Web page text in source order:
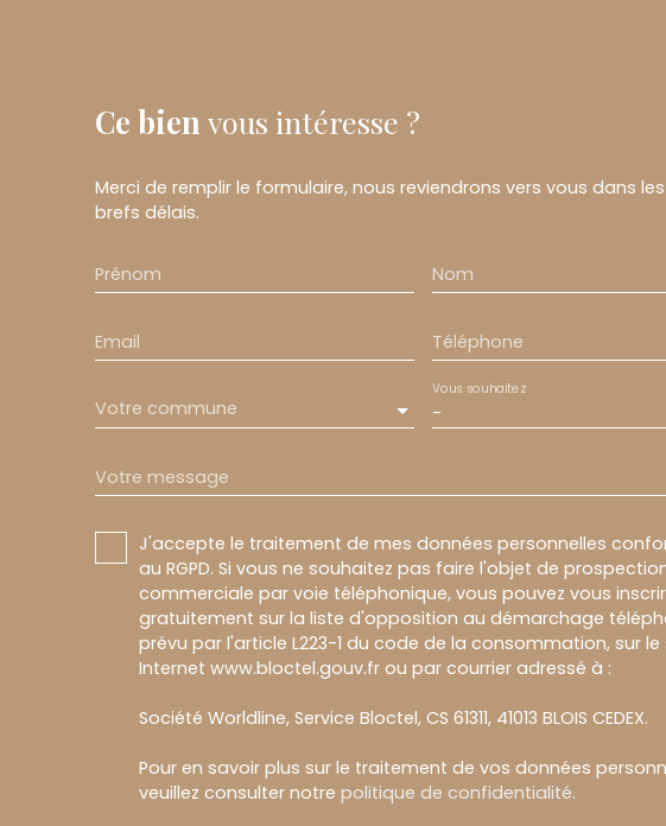
Ce bien vous intéresse ?
Merci de remplir le formulaire, nous reviendrons vers vous dans
brefs délais.
Prénom Nom
Email Téléphone
Votre commune -
Vous souhaitez
Votre message
J'accepte le traitement de mes données personnelles
au RGPD. Si vous ne souhaitez pas faire l'objet de
commerciale par voie téléphonique, vous pouvez vous
gratuitement sur la liste d'opposition au démarchage
prévu par l'article L223-1 du code de la consommation, sur le
Internet www.bloctel.gouv.fr ou par courrier adressé à :
Société Worldline, Service Bloctel, CS 61311, 41013 BLOIS CEDEX.
Pour en savoir plus sur le traitement de vos données
veuillez consulter notre politique de confidentialité.